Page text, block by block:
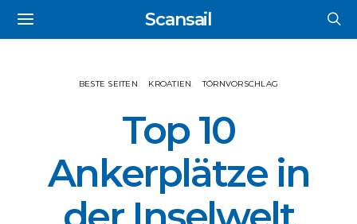
Scansail
BESTE SEITEN KROATIEN TÖRNVORSCHLAG
Top 10
Ankerplätze in